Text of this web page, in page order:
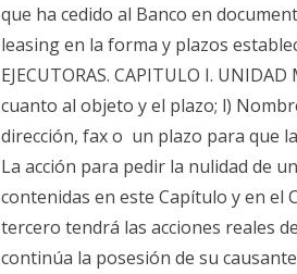
que ha cedido al Banco en
leasing en la forma y plazos
EJECUTORAS. CAPITULO I.
cuanto al objeto y el plazo; l)
dirección, fax o un plazo para que
La acción para pedir la nulidad de
contenidas en este Capítulo y en el
tercero tendrá las acciones reales
continúa la posesión de su